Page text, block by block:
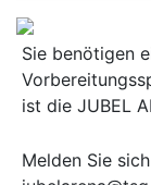
Sie benötigen
ist die JUBEL
Melden Sie